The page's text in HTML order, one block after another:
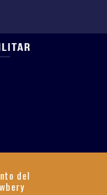
del